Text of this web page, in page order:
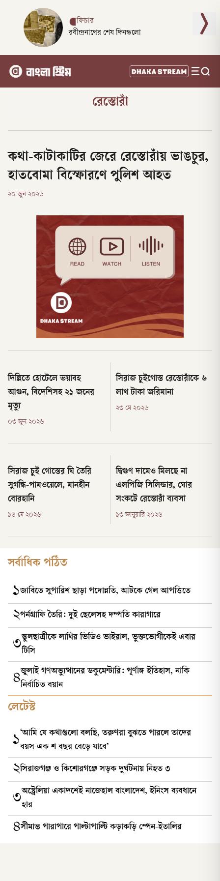
ফিচার
রবীন্দ্রনাথের শেষ দিনগুলো
রেস্তোরাঁ
কথা-কাটাকাটির জেরে রেস্তোরাঁয় ভাঙচুর,
হাতবোমা বিস্ফোরণে পুলিশ আহত
২০ জুন ২০২৬
দিল্লিতে হোটেলে ভয়াবহ
আগুন, বিদেশিসহ ২১ জনের
মৃত্যু
০৩ জুন ২০২৬
সিরাজ চুইগোস্ত রেস্তোরাঁকে ৬
লাখ টাকা জরিমানা
২৩ মে ২০২৬
সিরাজ চুই গোস্তের ঘি তৈরি
সুগন্ধি-পামওয়েলে, মানহীন
বোরহানি
১৬ মে ২০২৬
দ্বিগুণ দামেও মিলছে না
এলপিজি সিলিন্ডার, ঘোর
সংকটে রেস্তোরাঁ ব্যবসা
১৩ জানুয়ারি ২০২৬
সর্বাধিক পঠিত
১জাবিতে সুপারিশ ছাড়া পদোন্নতি, আটকে গেল আপত্তিতে
২পর্নগ্রাফি তৈরি: দুই ছেলেসহ দম্পতি কারাগারে
৩স্কুলছাত্রীকে লাথির ভিডিও ভাইরাল, ভুক্তভোগীকেই এবার
টিসি
৪জুলাই গণঅভ্যুত্থানের ডকুমেন্টারি: পূর্ণাঙ্গ ইতিহাস, নাকি
নির্বাচিত বয়ান
লেটেস্ট
১‘আমি যে কথাগুলো বলছি, তরুণরা বুঝতে পারলে তাদের
বয়স এক শ বছর বেড়ে যাবে’
২সিরাজগঞ্জ ও কিশোরগঞ্জে সড়ক দুর্ঘটনায় নিহত ৩
৩অস্ট্রেলিয়া একাদশেই নাজেহাল বাংলাদেশ, ইনিংস ব্যবধানে
হার
৪সীমান্ত পারাপারে পাল্টাপাল্টি কড়াকড়ি স্পেন-ইতালির